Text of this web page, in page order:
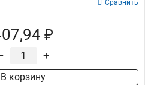
Сравнить
₽
+
В корзину